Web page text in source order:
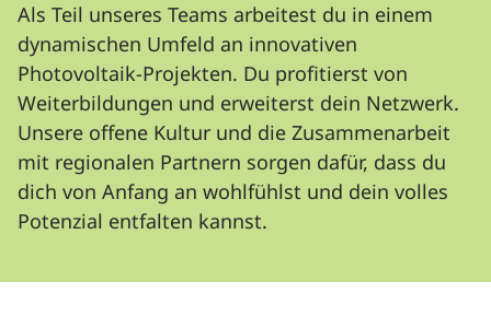
Als Teil unseres Teams arbeitest du in einem
dynamischen Umfeld an innovativen
Photovoltaik-Projekten. Du profitierst von
Weiterbildungen und erweiterst dein Netzwerk.
Unsere offene Kultur und die Zusammenarbeit
mit regionalen Partnern sorgen dafür, dass du
dich von Anfang an wohlfühlst und dein volles
Potenzial entfalten kannst.